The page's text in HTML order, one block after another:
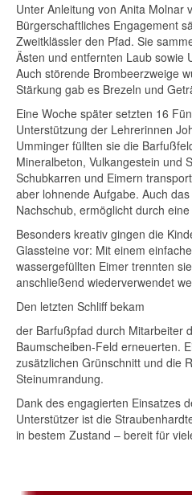
Unter Anleitung von Anita Molnar
Bürgerschaftliches Engagement
Zweitklässler den Pfad. Sie
Ästen und entfernten Laub sowie
Auch störende Brombeerzweige
Stärkung gab es Brezeln und
Eine Woche später setzten 16
Unterstützung der Lehrerinnen
Umminger füllten sie die
Mineralbeton, Vulkangestein und
Schubkarren und Eimern
aber lohnende Aufgabe. Auch
Nachschub, ermöglicht durch
Besonders kreativ gingen die
Glassteine vor: Mit einem
wassergefüllten Eimer trennten
anschließend wiederverwendet
Den letzten Schliff bekam
der Barfußpfad durch Mitarbeiter
Baumscheiben-Feld erneuerten.
zusätzlichen Grünschnitt und die
Steinumrandung.
Dank des engagierten Einsatzes
Unterstützer ist die
in bestem Zustand – bereit für